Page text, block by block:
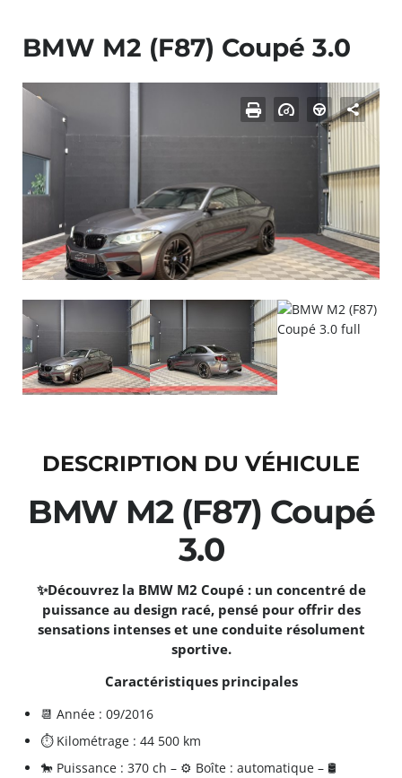
BMW M2 (F87) Coupé 3.0
DESCRIPTION DU VÉHICULE
BMW M2 (F87) Coupé
3.0
✨Découvrez la BMW M2 Coupé : un concentré de
puissance au design racé, pensé pour offrir des
sensations intenses et une conduite résolument
sportive.
Caractéristiques principales
📆 Année : 09/2016
⏱️ Kilométrage : 44 500 km
🐎 Puissance : 370 ch – ⚙️ Boîte : automatique – 🛢️